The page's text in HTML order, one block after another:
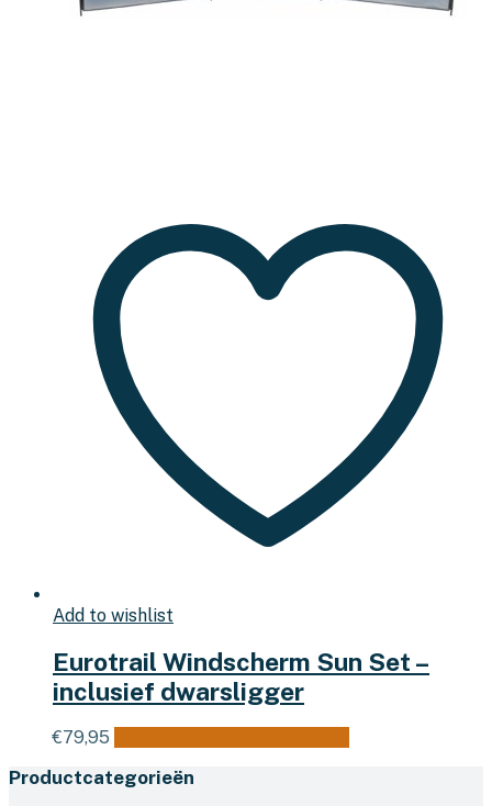
Add to wishlist
Eurotrail Windscherm Sun Set –
inclusief dwarsligger
€79,95
Productcategorieën